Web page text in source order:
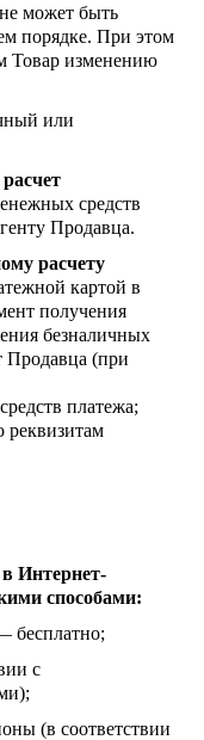
может быть
порядке. При этом
Товар изменению
или
средств
Продавца.
расчету
картой в
получения
безналичных
Продавца (при
платежа;
реквизитам
в Интернет-
способами:
бесплатно;
с
(в соответствии